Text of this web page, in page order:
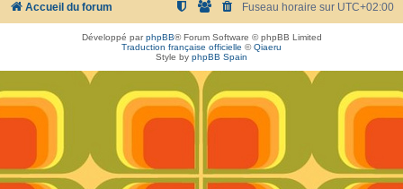
e
Accueil du forum Fuseau horaire sur UTC+02:00
Développé parphpBB® Forum Software © phpBB Limited
Traduction française officielle ©Qiaeru
Style by phpBB Spain